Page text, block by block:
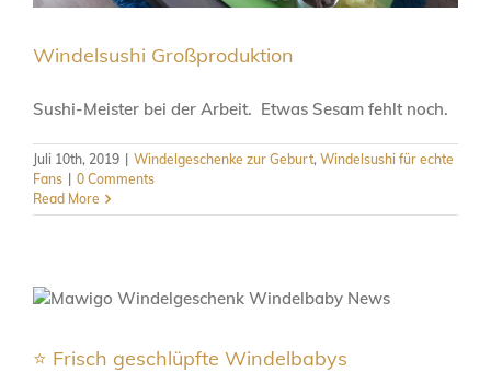
Windelsushi Großproduktion
Sushi-Meister bei der Arbeit. Etwas Sesam fehlt noch.
Juli 10th, 2019 | Windelgeschenke zur Geburt, Windelsushi für echte
Fans | 0 Comments
Read More
⭐️ Frisch geschlüpfte Windelbabys